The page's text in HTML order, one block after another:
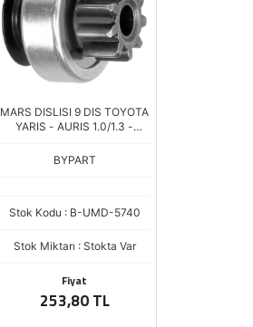
MARS DISLISI 9 DIS TOYOTA
YARIS - AURIS 1.0/1.3 -
BYPART
Stok Kodu : B-UMD-5740
Stok Miktarı : Stokta Var
Fiyat
253,80 TL